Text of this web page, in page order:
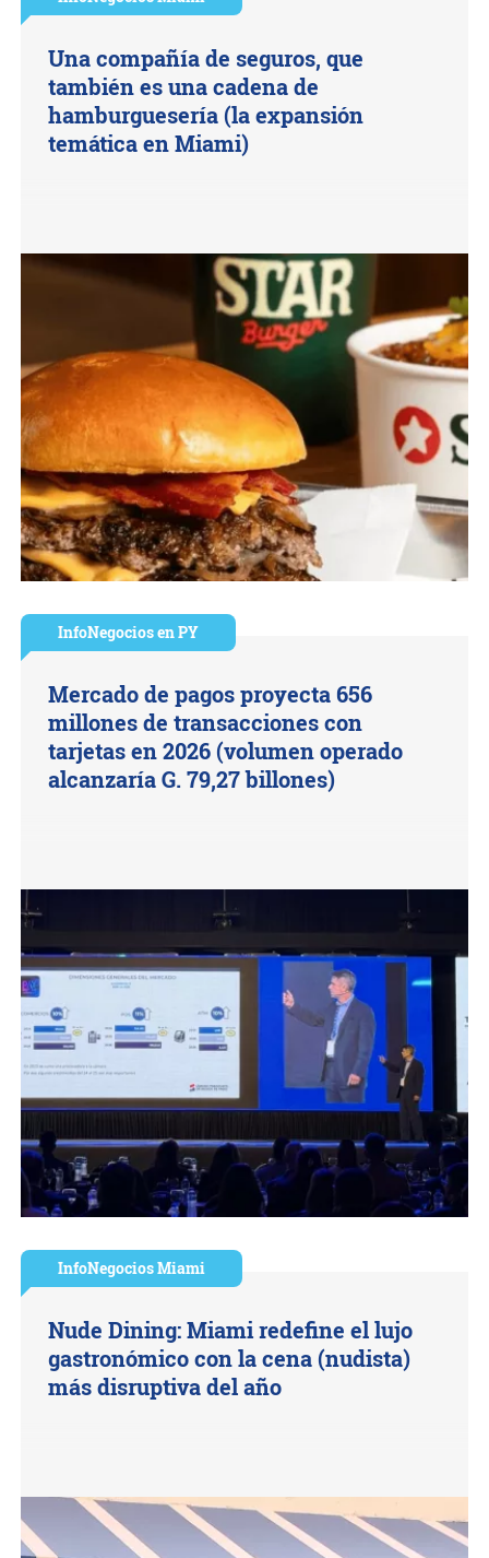
Una compañía de seguros, que
también es una cadena de
hamburguesería (la expansión
temática en Miami)
InfoNegocios en PY
Mercado de pagos proyecta 656
millones de transacciones con
tarjetas en 2026 (volumen operado
alcanzaría G. 79,27 billones)
InfoNegocios Miami
Nude Dining: Miami redefine el lujo
gastronómico con la cena (nudista)
más disruptiva del año